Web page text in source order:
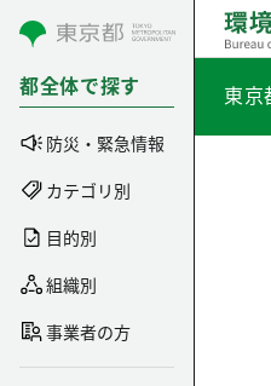
コンテンツにスキップ
都全体で探す
防災・緊急情報
カテゴリ別
目的別
組織別
事業者の方
東京